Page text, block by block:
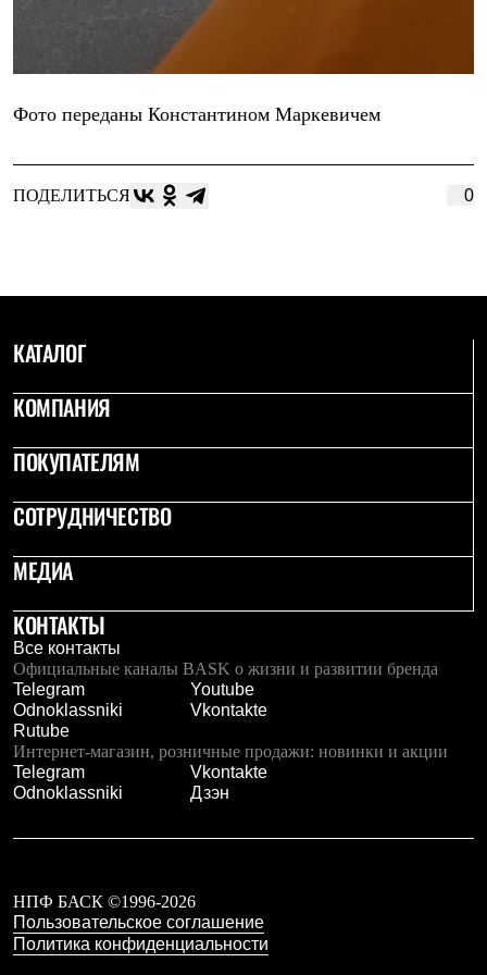
Где купить
Фото переданы Константином Маркевичем
ПОДЕЛИТЬСЯ 0
КАТАЛОГ
КОМПАНИЯ
ПОКУПАТЕЛЯМ
СОТРУДНИЧЕСТВО
МЕДИА
КОНТАКТЫ
Все контакты
Официальные каналы BASK о жизни и развитии бренда
Telegram
Youtube
Odnoklassniki
Vkontakte
Rutube
Интернет-магазин, розничные продажи: новинки и акции
Telegram
Vkontakte
Odnoklassniki
Дзэн
НПФ БАСК ©1996-2026
Пользовательское соглашение
Политика конфиденциальности